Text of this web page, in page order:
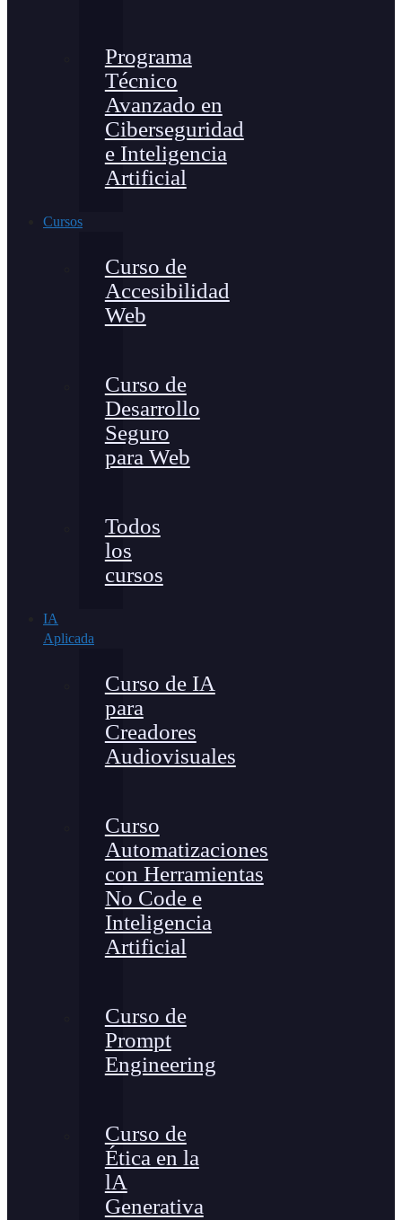
Programa
Técnico
Avanzado en
Ciberseguridad
e Inteligencia
Artificial
Cursos
Curso de
Accesibilidad
Web
Curso de
Desarrollo
Seguro
para Web
Todos
los
cursos
IA
Aplicada
Curso de IA
para
Creadores
Audiovisuales
Curso
Automatizaciones
con Herramientas
No Code e
Inteligencia
Artificial
Curso de
Prompt
Engineering
Curso de
Ética en la
lA
Generativa